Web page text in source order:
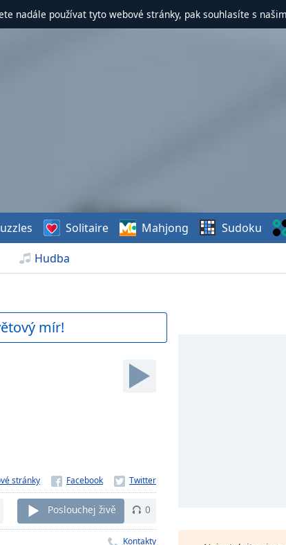
nadále používat tyto webové stránky, pak souhlasíte s
Hudba
Solitaire Mahjong Sudoku
mír!
stránky
Poslouchej živě 0
Kontakty